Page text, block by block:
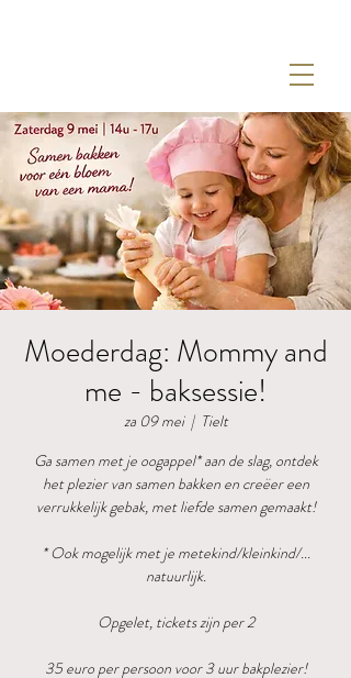
Moederdag: Mommy and
me - baksessie!
za 09 mei
  |
Tielt
Ga samen met je oogappel* aan de slag, ontdek
het plezier van samen bakken en creëer een
verrukkelijk gebak, met liefde samen gemaakt!
* Ook mogelijk met je metekind/kleinkind/...
natuurlijk.
Opgelet, tickets zijn per 2
35 euro per persoon voor 3 uur bakplezier!